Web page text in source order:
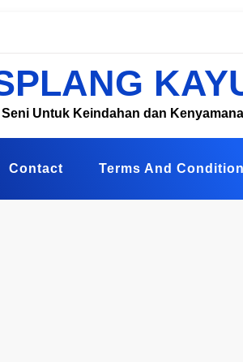
Seni Untuk Keindahan dan
Contact Terms And